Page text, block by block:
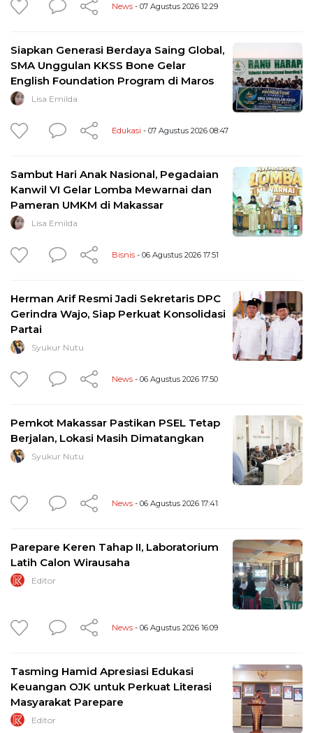
News - 07 Agustus 2026 12:29
Siapkan Generasi Berdaya Saing Global,
SMA Unggulan KKSS Bone Gelar
English Foundation Program di Maros
Lisa Emilda
Edukasi - 07 Agustus 2026 08:47
Sambut Hari Anak Nasional, Pegadaian
Kanwil VI Gelar Lomba Mewarnai dan
Pameran UMKM di Makassar
Lisa Emilda
Bisnis - 06 Agustus 2026 17:51
Herman Arif Resmi Jadi Sekretaris DPC
Gerindra Wajo, Siap Perkuat Konsolidasi
Partai
Syukur Nutu
News - 06 Agustus 2026 17:50
Pemkot Makassar Pastikan PSEL Tetap
Berjalan, Lokasi Masih Dimatangkan
Syukur Nutu
News - 06 Agustus 2026 17:41
Parepare Keren Tahap II, Laboratorium
Latih Calon Wirausaha
Editor
News - 06 Agustus 2026 16:09
Tasming Hamid Apresiasi Edukasi
Keuangan OJK untuk Perkuat Literasi
Masyarakat Parepare
Editor